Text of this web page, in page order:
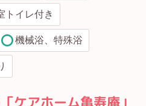
トイレ付き
機械浴、特殊浴
ケアホーム亀寿庵」